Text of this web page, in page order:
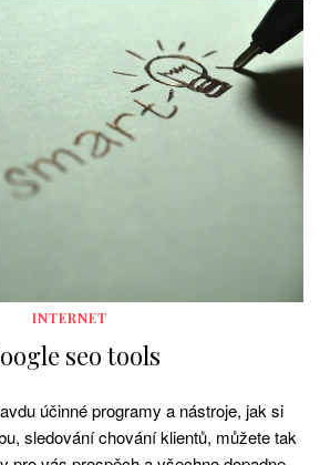
INTERNET
seo tools
účinné programy a nástroje, jak si
sledování chování klientů, můžete tak